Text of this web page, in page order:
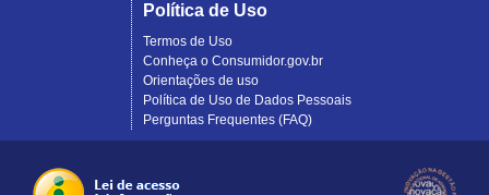
Política de Uso
Termos de Uso
Conheça o Consumidor.gov.br
Orientações de uso
Política de Uso de Dados Pessoais
Perguntas Frequentes (FAQ)